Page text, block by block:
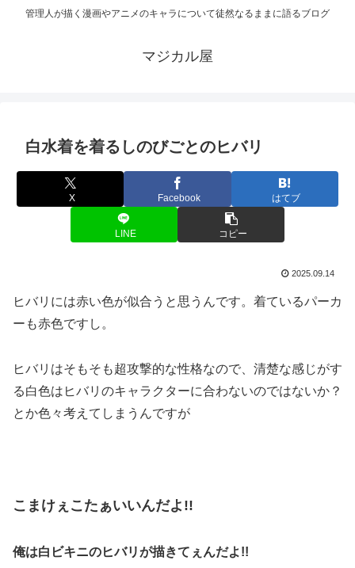
管理人が描く漫画やアニメのキャラについて徒然なるままに語るブログ
マジカル屋
白水着を着るしのびごとのヒバリ
X Facebook はてブ
LINE コピー
2025.09.14
ヒバリには赤い色が似合うと思うんです。着ているパーカ
ーも赤色ですし。
ヒバリはそもそも超攻撃的な性格なので、清楚な感じがす
る白色はヒバリのキャラクターに合わないのではないか？
とか色々考えてしまうんですが
こまけぇこたぁいいんだよ!!
俺は白ビキニのヒバリが描きてぇんだよ!!